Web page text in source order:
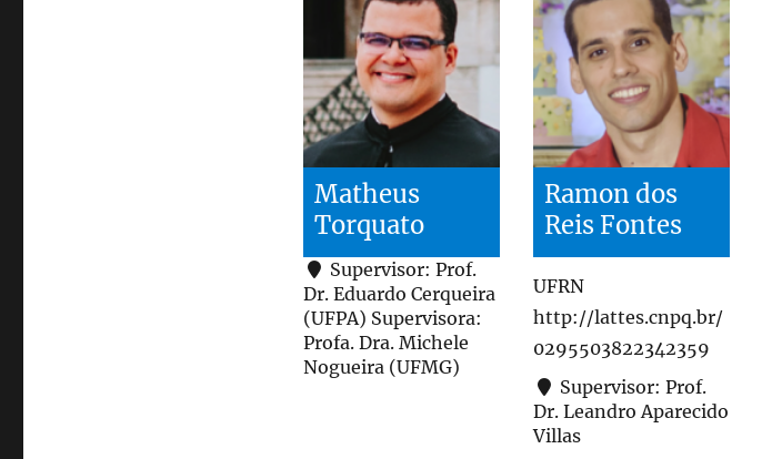
Matheus
Torquato
Supervisor: Prof.
Dr. Eduardo Cerqueira
(UFPA) Supervisora:
Profa. Dra. Michele
Nogueira (UFMG)
Ramon dos
Reis Fontes
UFRN
http://lattes.cnpq.br/
0295503822342359
Supervisor: Prof.
Dr. Leandro Aparecido
Villas